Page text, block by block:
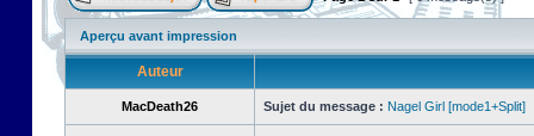
Aperçu avant impression
Auteur
MacDeath26 Sujet du message : Nagel Girl [mode1+Split]